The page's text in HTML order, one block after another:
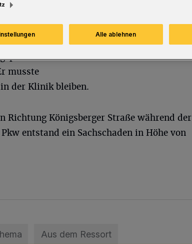
musste
der Klinik bleiben.
Richtung Königsberger Straße während der
entstand ein Sachschaden in Höhe von
Aus dem Ressort
Alle ablehnen